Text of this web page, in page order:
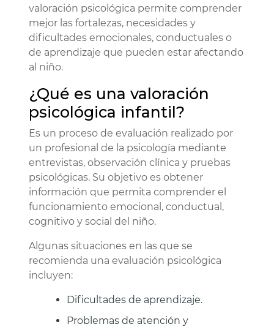
valoración psicológica permite comprender
mejor las fortalezas, necesidades y
dificultades emocionales, conductuales o
de aprendizaje que pueden estar afectando
al niño.
¿Qué es una valoración
psicológica infantil?
Es un proceso de evaluación realizado por
un profesional de la psicología mediante
entrevistas, observación clínica y pruebas
psicológicas. Su objetivo es obtener
información que permita comprender el
funcionamiento emocional, conductual,
cognitivo y social del niño.
Algunas situaciones en las que se
recomienda una evaluación psicológica
incluyen:
Dificultades de aprendizaje.
Problemas de atención y